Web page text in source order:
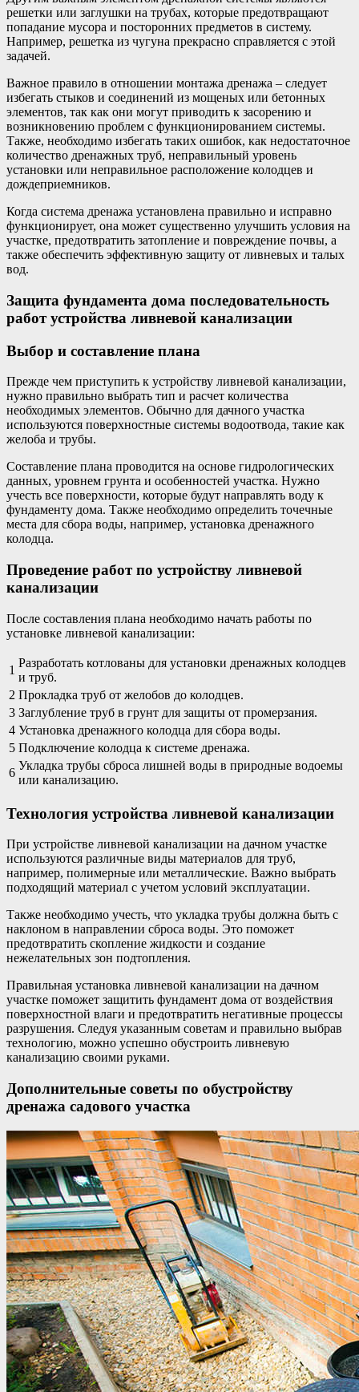
решетки или заглушки на трубах, которые предотвращают
попадание мусора и посторонних предметов в систему.
Например, решетка из чугуна прекрасно справляется с этой
задачей.
Важное правило в отношении монтажа дренажа – следует
избегать стыков и соединений из мощеных или бетонных
элементов, так как они могут приводить к засорению и
возникновению проблем с функционированием системы.
Также, необходимо избегать таких ошибок, как недостаточное
количество дренажных труб, неправильный уровень
установки или неправильное расположение колодцев и
дождеприемников.
Когда система дренажа установлена правильно и исправно
функционирует, она может существенно улучшить условия на
участке, предотвратить затопление и повреждение почвы, а
также обеспечить эффективную защиту от ливневых и талых
вод.
Защита фундамента дома последовательность
работ устройства ливневой канализации
Выбор и составление плана
Прежде чем приступить к устройству ливневой канализации,
нужно правильно выбрать тип и расчет количества
необходимых элементов. Обычно для дачного участка
используются поверхностные системы водоотвода, такие как
желоба и трубы.
Составление плана проводится на основе гидрологических
данных, уровнем грунта и особенностей участка. Нужно
учесть все поверхности, которые будут направлять воду к
фундаменту дома. Также необходимо определить точечные
места для сбора воды, например, установка дренажного
колодца.
Проведение работ по устройству ливневой
канализации
После составления плана необходимо начать работы по
установке ливневой канализации:
1
Разработать котлованы для установки дренажных колодцев
и труб.
2 Прокладка труб от желобов до колодцев.
3 Заглубление труб в грунт для защиты от промерзания.
4 Установка дренажного колодца для сбора воды.
5 Подключение колодца к системе дренажа.
6
Укладка трубы сброса лишней воды в природные водоемы
или канализацию.
Технология устройства ливневой канализации
При устройстве ливневой канализации на дачном участке
используются различные виды материалов для труб,
например, полимерные или металлические. Важно выбрать
подходящий материал с учетом условий эксплуатации.
Также необходимо учесть, что укладка трубы должна быть с
наклоном в направлении сброса воды. Это поможет
предотвратить скопление жидкости и создание
нежелательных зон подтопления.
Правильная установка ливневой канализации на дачном
участке поможет защитить фундамент дома от воздействия
поверхностной влаги и предотвратить негативные процессы
разрушения. Следуя указанным советам и правильно выбрав
технологию, можно успешно обустроить ливневую
канализацию своими руками.
Дополнительные советы по обустройству
дренажа садового участка